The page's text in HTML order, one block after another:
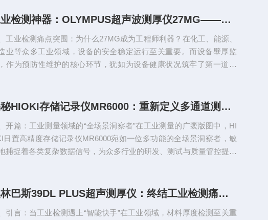
工业检测神器：OLYMPUS超声波测厚仪27MG——从实验室到严苛现场的全能之选
工业检测痛点突围：为什么27MG成为工程师利器？在化工、能源、
业等众多工业领域，设备的安全稳定运行至关重要。而设备壁厚监
作为预防性维护的核心环节，犹如为设备健康状况筑牢了第一道防
化工管道的壁厚检测中，微小的腐蚀减薄可能因传统检测手段的精度
巨大的安全隐患。环境适应性也...
揭秘HIOKI存储记录仪MR6000：重新定义多通道测量的工业级“数据捕手”
开篇：工业测量领域的“全场景洞察者”在工业测量的广袤版图中，HI
日置高精度存储记录仪MR6000宛如一位多功能的全场景洞察者，敏
捕捉着各类复杂数据信号，为众多行业的研发、测试与质量管控提供
机测试台架上，工程师们一直面临着一个棘手的难题：如何精准捕捉
还会引发振动与噪...
奥林巴斯39DL PLUS超声测厚仪：终结工业检测痛点的效率革命
引言：当工业检测遇上“智能快手”在工业领域，材料厚度检测至关重